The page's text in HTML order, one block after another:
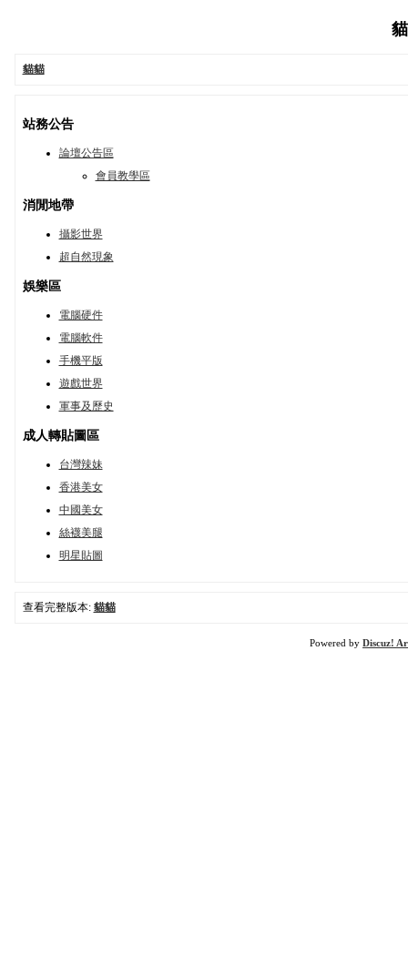
貓貓
站務公告
論壇公告區
會員教學區
消閒地帶
攝影世界
超自然現象
娛樂區
電腦硬件
電腦軟件
手機平版
遊戲世界
軍事及歷史
成人轉貼圖區
台灣辣妹
香港美女
中國美女
絲襪美腿
明星貼圖
查看完整版本: 貓貓
Powered by Discuz!